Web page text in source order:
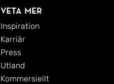
Veta mer
Inspiration
Karriär
Press
Utland
Kommersiellt